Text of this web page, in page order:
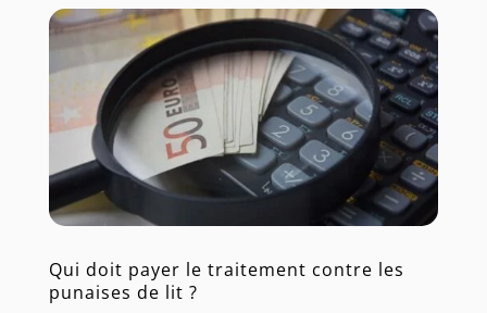
Qui doit payer le traitement contre les
punaises de lit ?